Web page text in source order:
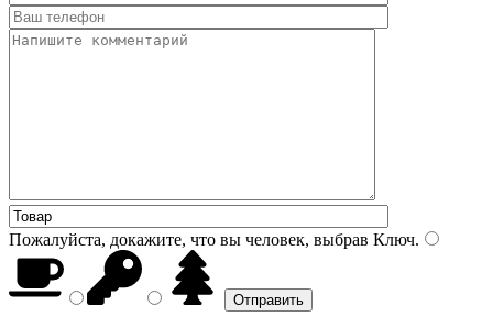
Пожалуйста, докажите, что вы человек, выбрав Ключ.